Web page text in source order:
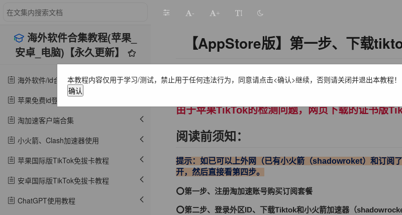
海外软件合集教程(苹果_
安卓_电脑)【永久更新】
海外软件/id合集(苹果/安卓/电脑)【永久更新】
苹果免费id登录教程
淘加速客户端合集
小火箭、Clash加速器使用
苹果国际版TikTok免拔卡教程
安卓国际版TikTok免拔卡教程
ChatGPT使用教程
- +
【AppStore版】第一步、下载
最新苹果商店下载TikTok使用教程
由于苹果TikTok的检测问题，网页下载的证书版
阅读前须知：
提示：如已可以上外网（已有小火箭（shadowroket）和订阅
开，然后直接看第四步。
⭕️第一步、注册淘加速账号购买订阅套餐
⭕️第二步、登录外区ID、下载Tiktok和小火箭加速器（
本教程内容仅用于学习/测试，禁止用于任何违法行为，同意请点击<确认>继续，否则请关闭并退出本教程！
确认